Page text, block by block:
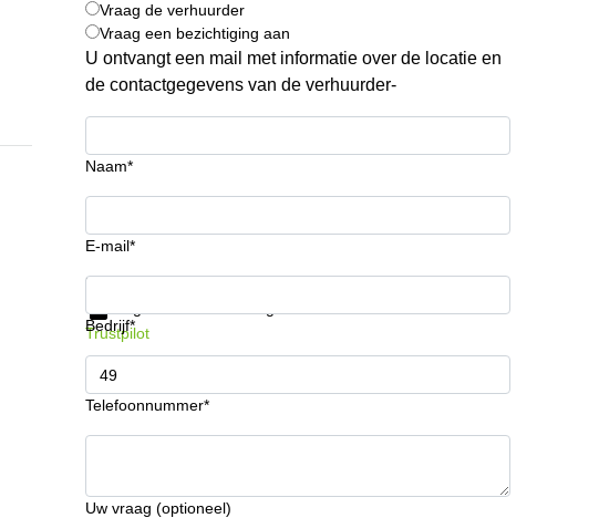
Vraag de verhuurder
Vraag een bezichtiging aan
U ontvangt een mail met informatie over de locatie en
de contactgegevens van de verhuurder-
Naam*
E-mail*
Bedrijf*
Telefoonnummer*
Uw vraag (optioneel)
Krijg informatie en prijzen
Trustpilot